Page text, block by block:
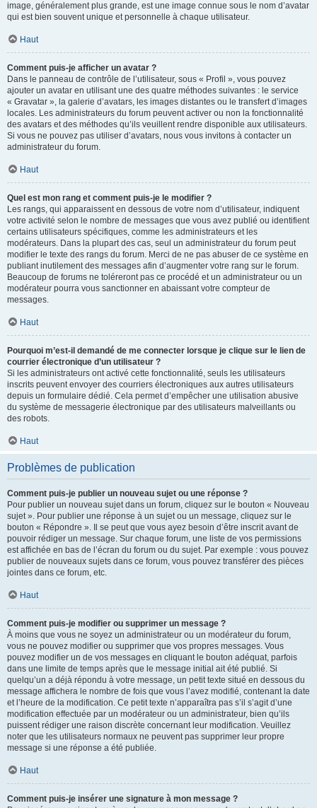
image, généralement plus grande, est une image connue sous le nom d’avatar
qui est bien souvent unique et personnelle à chaque utilisateur.
Haut
Comment puis-je afficher un avatar ?
Dans le panneau de contrôle de l’utilisateur, sous « Profil », vous pouvez
ajouter un avatar en utilisant une des quatre méthodes suivantes : le service
« Gravatar », la galerie d’avatars, les images distantes ou le transfert d’images
locales. Les administrateurs du forum peuvent activer ou non la fonctionnalité
des avatars et des méthodes qu’ils veuillent rendre disponible aux utilisateurs.
Si vous ne pouvez pas utiliser d’avatars, nous vous invitons à contacter un
administrateur du forum.
Haut
Quel est mon rang et comment puis-je le modifier ?
Les rangs, qui apparaissent en dessous de votre nom d’utilisateur, indiquent
votre activité selon le nombre de messages que vous avez publié ou identifient
certains utilisateurs spécifiques, comme les administrateurs et les
modérateurs. Dans la plupart des cas, seul un administrateur du forum peut
modifier le texte des rangs du forum. Merci de ne pas abuser de ce système en
publiant inutilement des messages afin d’augmenter votre rang sur le forum.
Beaucoup de forums ne toléreront pas ce procédé et un administrateur ou un
modérateur pourra vous sanctionner en abaissant votre compteur de
messages.
Haut
Pourquoi m’est-il demandé de me connecter lorsque je clique sur le lien de
courrier électronique d’un utilisateur ?
Si les administrateurs ont activé cette fonctionnalité, seuls les utilisateurs
inscrits peuvent envoyer des courriers électroniques aux autres utilisateurs
depuis un formulaire dédié. Cela permet d’empêcher une utilisation abusive
du système de messagerie électronique par des utilisateurs malveillants ou
des robots.
Haut
Problèmes de publication
Comment puis-je publier un nouveau sujet ou une réponse ?
Pour publier un nouveau sujet dans un forum, cliquez sur le bouton « Nouveau
sujet ». Pour publier une réponse à un sujet ou un message, cliquez sur le
bouton « Répondre ». Il se peut que vous ayez besoin d’être inscrit avant de
pouvoir rédiger un message. Sur chaque forum, une liste de vos permissions
est affichée en bas de l’écran du forum ou du sujet. Par exemple : vous pouvez
publier de nouveaux sujets dans ce forum, vous pouvez transférer des pièces
jointes dans ce forum, etc.
Haut
Comment puis-je modifier ou supprimer un message ?
À moins que vous ne soyez un administrateur ou un modérateur du forum,
vous ne pouvez modifier ou supprimer que vos propres messages. Vous
pouvez modifier un de vos messages en cliquant le bouton adéquat, parfois
dans une limite de temps après que le message initial ait été publié. Si
quelqu’un a déjà répondu à votre message, un petit texte situé en dessous du
message affichera le nombre de fois que vous l’avez modifié, contenant la date
et l’heure de la modification. Ce petit texte n’apparaîtra pas s’il s’agit d’une
modification effectuée par un modérateur ou un administrateur, bien qu’ils
puissent rédiger une raison discrète concernant leur modification. Veuillez
noter que les utilisateurs normaux ne peuvent pas supprimer leur propre
message si une réponse a été publiée.
Haut
Comment puis-je insérer une signature à mon message ?